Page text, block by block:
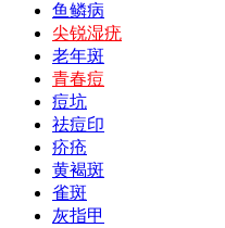
鱼鳞病
尖锐湿疣
老年斑
青春痘
痘坑
祛痘印
疥疮
黄褐斑
雀斑
灰指甲